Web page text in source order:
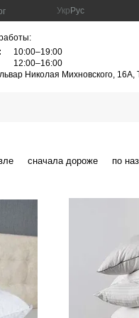
Укр Рус
10:00–19:00
12:00–16:00
Николая Михновского,
сначала дороже по